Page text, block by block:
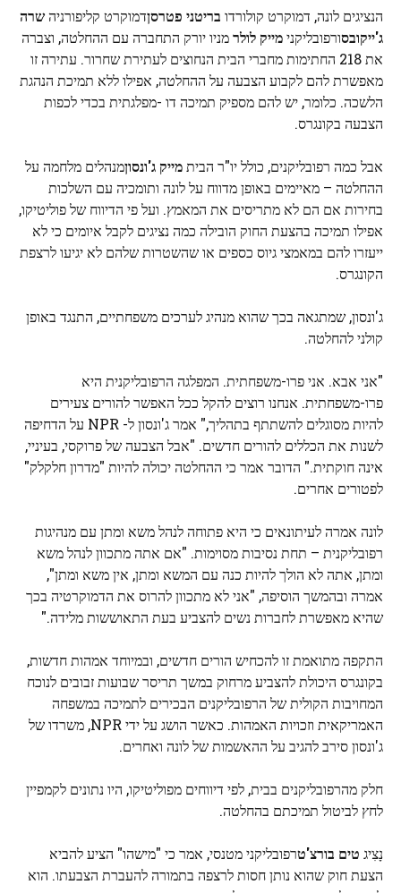
הנציגים לונה, דמוקרט קולורדו בריטני פטרסןדמוקרט קליפורניהשרה
ג'ייקובסורפובליקנימייק לולרמניו יורק התחברה עם ההחלטה, וצברה
את 218 החתימות מחברי הבית הנחוצים לעתירת שחרור. עתירה זו
מאפשרת להם לקבוע הצבעה על ההחלטה, אפילו ללא תמיכת הנהגת
הלשכה. כלומר, יש להם מספיק תמיכה דו -מפלגתית בכדי לכפות
הצבעה בקונגרס.
אבל כמה רפובליקנים, כולל יו"ר הביתמייק ג'ונסוןמנהלים מלחמה על
ההחלטה – מאיימים באופן מדווח על לונה ותומכיה עם השלכות
בחירות אם הם לא מתריסים את המאמץ. ועל פי הדיווח של פוליטיקו,
אפילו תמיכה בהצעת החוק הובילה כמה נציגים לקבל איומים כי לא
ייעזרו להם במאמצי גיוס כספים או שהשטרות שלהם לא יגיעו לרצפת
הקונגרס.
ג'ונסון, שמתגאה בכך שהוא מנהיג לערכים משפחתיים, התנגד באופן
קולני להחלטה.
"אני אבא. אני פרו-משפחתית. המפלגה הרפובליקנית היא
פרו-משפחתית. אנחנו רוצים להקל ככל האפשר להורים צעירים
להיות מסוגלים להשתתף בתהליך," אמר ג'ונסון ל- NPR על הדחיפה
לשנות את הכללים להורים חדשים. "אבל הצבעה של פרוקסי, בעיניי,
אינה חוקתית." הדובר אמר כי ההחלטה יכולה להיות "מדרון חלקלק"
לפטורים אחרים.
לונה אמרה לעיתונאים כי היא פתוחה לנהל משא ומתן עם מנהיגות
רפובליקנית – תחת נסיבות מסוימות. "אם אתה מתכוון לנהל משא
ומתן, אתה לא הולך להיות כנה עם המשא ומתן, אין משא ומתן",
אמרה ובהמשך הוסיפה, "אני לא מתכוון להרוס את הדמוקרטיה בכך
שהיא מאפשרת לחברות נשים להצביע בעת התאוששות מלידה."
התקפה מתואמת זו להכחיש הורים חדשים, ובמיוחד אמהות חדשות,
בקונגרס היכולת להצביע מרחוק במשך תריסר שבועות זבובים לנוכח
המחויבות הקולית של הרפובליקנים הבכירים לתמיכה במשפחה
האמריקאית וזכויות האמהות. כאשר הושג על ידי NPR, משרדו של
ג'ונסון סירב להגיב על ההאשמות של לונה ואחרים.
חלק מהרפובליקנים בבית, לפי דיווחים מפוליטיקו, היו נתונים לקמפיין
לחץ לביטול תמיכתם בהחלטה.
נָצִיג טים בורצ'טרפובליקני מטנסי, אמר כי "מישהו" הציע להביא
הצעת חוק שהוא נותן חסות לרצפה בתמורה להעברת הצבעתו. הוא